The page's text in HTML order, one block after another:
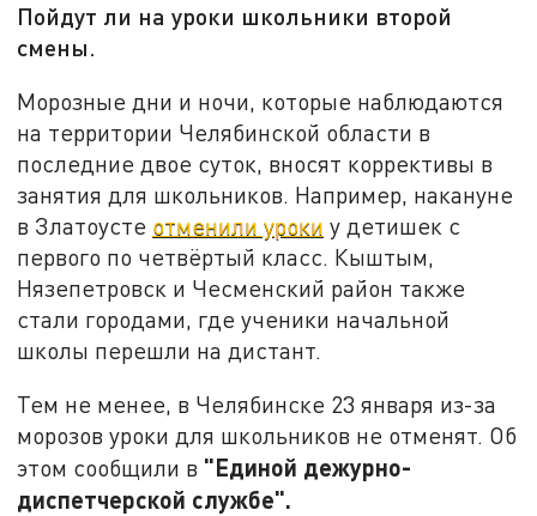
Пойдут ли на уроки школьники второй
смены.
Морозные дни и ночи, которые наблюдаются
на территории Челябинской области в
последние двое суток, вносят коррективы в
занятия для школьников. Например, накануне
в Златоусте отменили уроки у детишек с
первого по четвёртый класс. Кыштым,
Нязепетровск и Чесменский район также
стали городами, где ученики начальной
школы перешли на дистант.
Тем не менее, в Челябинске 23 января из-за
морозов уроки для школьников не отменят. Об
этом сообщили в "Единой дежурно-
диспетчерской службе".